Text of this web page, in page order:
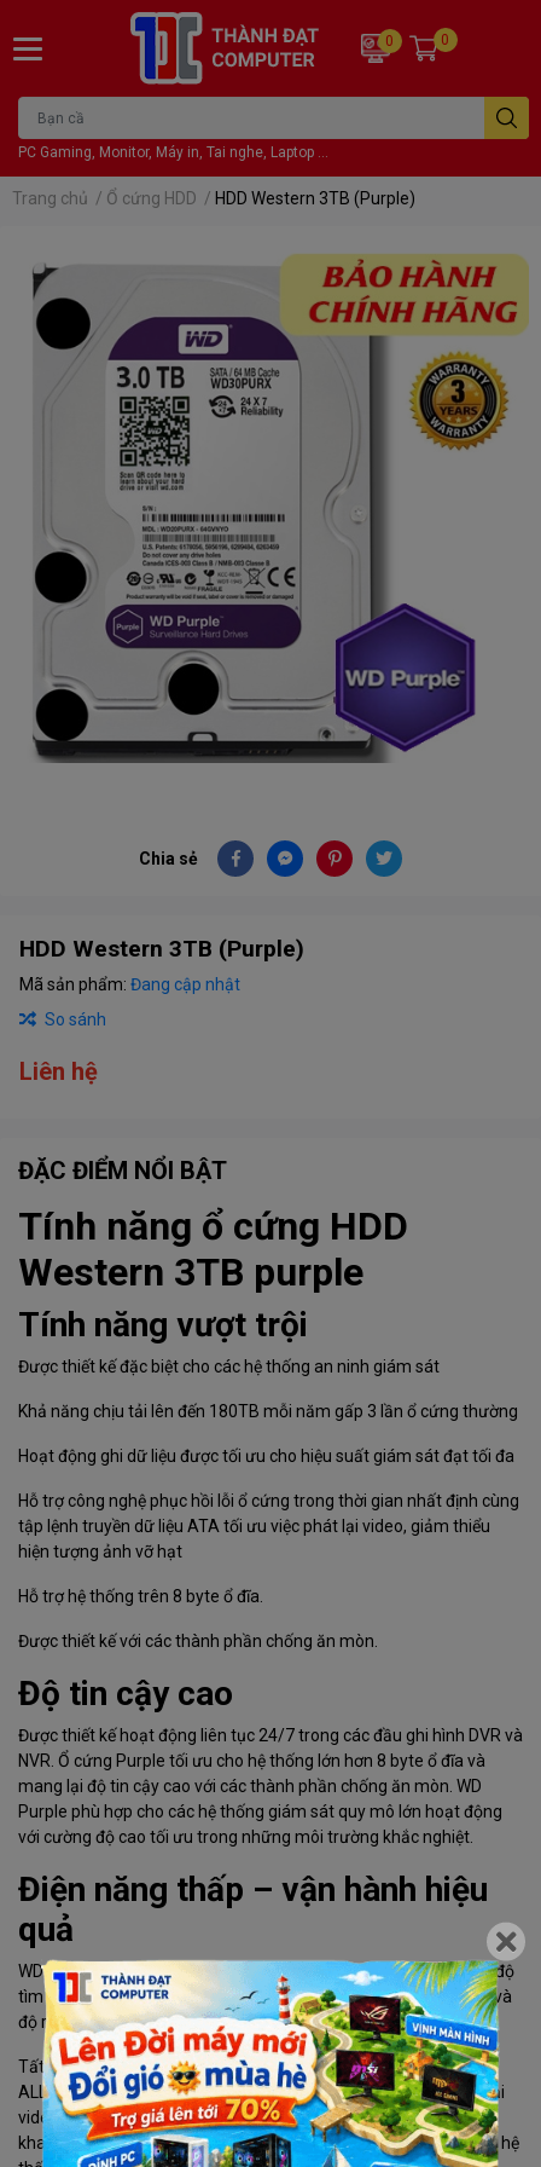
PC Gaming, Monitor, Máy in, Tai nghe, Laptop ...
0 0
Trang chủ / Ổ cứng HDD / HDD Western 3TB (Purple)
Chia sẻ
HDD Western 3TB (Purple)
Mã sản phẩm: Đang cập nhật
So sánh
Liên hệ
ĐẶC ĐIỂM NỔI BẬT
Tính năng ổ cứng HDD
Western 3TB purple
Tính năng vượt trội
Được thiết kế đặc biệt cho các hệ thống an ninh giám sát
Khả năng chịu tải lên đến 180TB mỗi năm gấp 3 lần ổ cứng thường
Hoạt động ghi dữ liệu được tối ưu cho hiệu suất giám sát đạt tối đa
Hỗ trợ công nghệ phục hồi lỗi ổ cứng trong thời gian nhất định cùng
tập lệnh truyền dữ liệu ATA tối ưu việc phát lại video, giảm thiểu
hiện tượng ảnh vỡ hạt
Hỗ trợ hệ thống trên 8 byte ổ đĩa.
Được thiết kế với các thành phần chống ăn mòn.
Độ tin cậy cao
Được thiết kế hoạt động liên tục 24/7 trong các đầu ghi hình DVR và
NVR. Ổ cứng Purple tối ưu cho hệ thống lớn hơn 8 byte ổ đĩa và
mang lại độ tin cậy cao với các thành phần chống ăn mòn. WD
Purple phù hợp cho các hệ thống giám sát quy mô lớn hoạt động
với cường độ cao tối ưu trong những môi trường khắc nghiệt.
Điện năng thấp – vận hành hiệu
quả
WD được trang bị công nghệ độc quyền IntelliSeek tính toán tốc độ
tìm kiếm tối ưu nhằm giảm tiêu thụ điện năng, hạn chế tiếng ồn và
độ rung của ổ cứng khi hoạt động
Tất cả các ổ đĩa cứng WD Purple được trang bị công nghệ
ALLFrame 4K cùng tập lệnh truyền dữ liệu ATA tối ưu việc phát lại
video, giảm thiểu hiện tượng ảnh vỡ hạt, mất hình video, tăng số
khay ổ đĩa được hỗ trợ trong hệ thống NVR, sẵn sàng lưu trữ cho hệ